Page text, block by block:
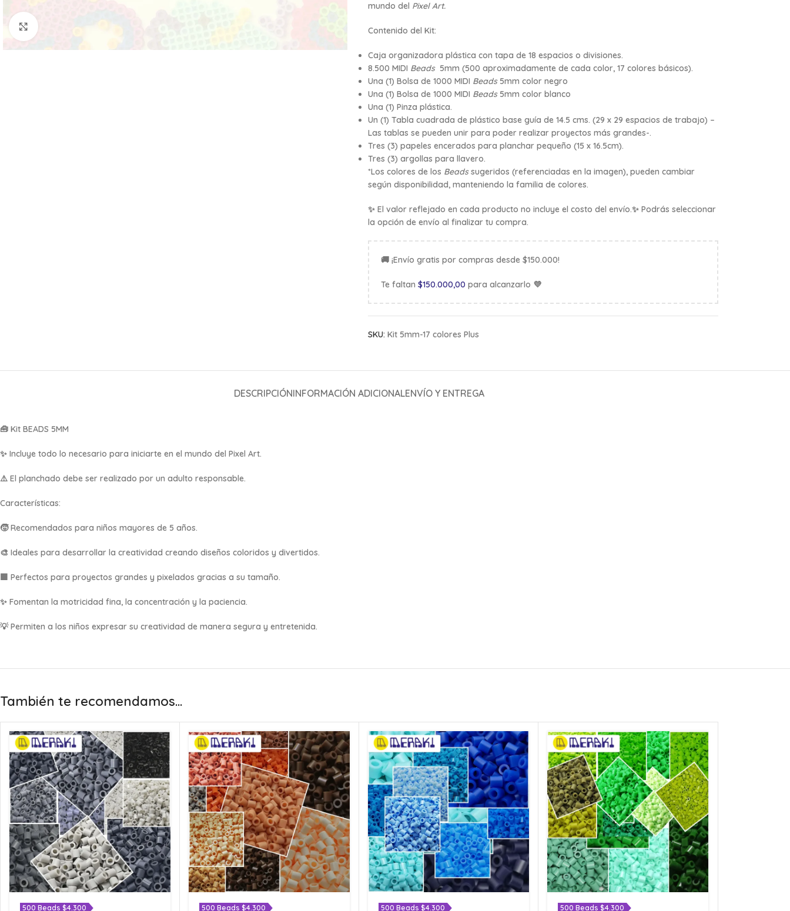
mundo del Pixel Art.
Contenido del Kit:
Caja organizadora plástica con tapa de 18 espacios o divisiones.
8.500 MIDI Beads5mm (500 aproximadamente de cada color, 17 colores básicos).
Una (1) Bolsa de 1000 MIDI Beads5mm color negro
Una (1) Bolsa de 1000 MIDI Beads5mm color blanco
Una (1) Pinza plástica.
Un (1) Tabla cuadrada de plástico base guía de 14.5 cms. (29 x 29 espacios de trabajo) –
Las tablas se pueden unir para poder realizar proyectos más grandes-.
Tres (3) papeles encerados para planchar pequeño (15 x 16.5cm).
Tres (3) argollas para llavero.
*Los colores de los Beadssugeridos (referenciadas en la imagen), pueden cambiar
según disponibilidad, manteniendo la familia de colores.
✨ El valor reflejado en cada producto no incluye el costo del envío.✨ Podrás seleccionar
la opción de envío al finalizar tu compra.
🚚 ¡Envío gratis por compras desde $150.000!
Te faltan $150.000,00 para alcanzarlo 💜
SKU: Kit 5mm-17 colores Plus
DESCRIPCIÓNINFORMACIÓN ADICIONALENVÍO Y ENTREGA
🧰 Kit BEADS 5MM
✨ Incluye todo lo necesario para iniciarte en el mundo del Pixel Art.
⚠️ El planchado debe ser realizado por un adulto responsable.
Características:
🧒 Recomendados para niños mayores de 5 años.
🎨 Ideales para desarrollar la creatividad creando diseños coloridos y divertidos.
🟩 Perfectos para proyectos grandes y pixelados gracias a su tamaño.
✨ Fomentan la motricidad fina, la concentración y la paciencia.
💡 Permiten a los niños expresar su creatividad de manera segura y entretenida.
También te recomendamos…
500 Beads $4.300 500 Beads $4.300 500 Beads $4.300 500 Beads $4.300